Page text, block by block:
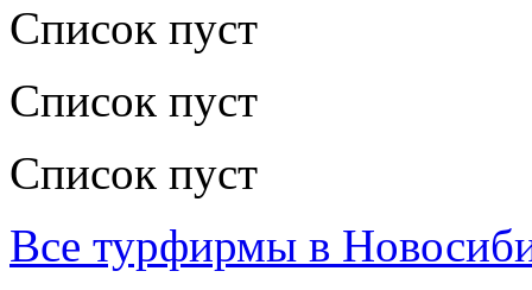
Список пуст
Список пуст
Список пуст
Все турфирмы в